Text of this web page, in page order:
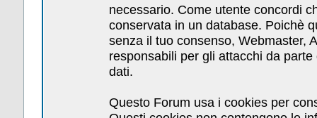
necessario. Come utente concordi
conservata in un database. Poichè
senza il tuo consenso, Webmaster,
responsabili per gli attacchi da
dati.
Questo Forum usa i cookies per